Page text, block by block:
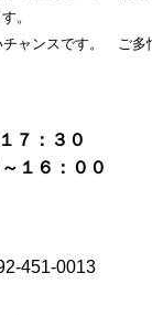
。
ャンスです。 ご多
７：３０
６：００
451-0013